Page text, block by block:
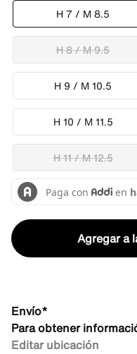
H 7 / M 8.5
H 8 / M 9.5
H 9 / M 10.5
H 10 / M 11.5
H 11 / M 12.5
Agregar a
Envío*
Para obtener
Editar ubicación